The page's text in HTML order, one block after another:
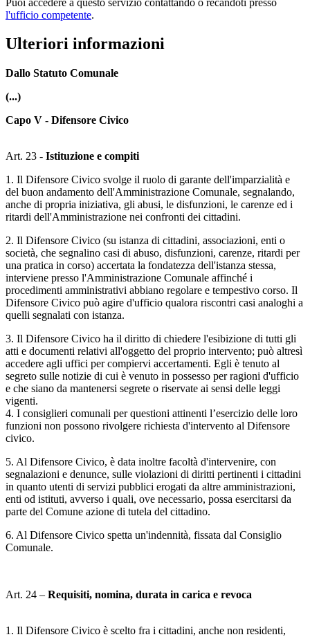
l'ufficio competente.
Ulteriori informazioni
Dallo Statuto Comunale
(...)
Capo V - Difensore Civico
Art. 23 - Istituzione e compiti
1. Il Difensore Civico svolge il ruolo di garante dell'imparzialità e
del buon andamento dell'Amministrazione Comunale, segnalando,
anche di propria iniziativa, gli abusi, le disfunzioni, le carenze ed i
ritardi dell'Amministrazione nei confronti dei cittadini.
2. Il Difensore Civico (su istanza di cittadini, associazioni, enti o
società, che segnalino casi di abuso, disfunzioni, carenze, ritardi per
una pratica in corso) accertata la fondatezza dell'istanza stessa,
interviene presso l'Amministrazione Comunale affinché i
procedimenti amministrativi abbiano regolare e tempestivo corso. Il
Difensore Civico può agire d'ufficio qualora riscontri casi analoghi a
quelli segnalati con istanza.
3. Il Difensore Civico ha il diritto di chiedere l'esibizione di tutti gli
atti e documenti relativi all'oggetto del proprio intervento; può altresì
accedere agli uffici per compiervi accertamenti. Egli è tenuto al
segreto sulle notizie di cui è venuto in possesso per ragioni d'ufficio
e che siano da mantenersi segrete o riservate ai sensi delle leggi
vigenti.
4. I consiglieri comunali per questioni attinenti l’esercizio delle loro
funzioni non possono rivolgere richiesta d'intervento al Difensore
civico.
5. Al Difensore Civico, è data inoltre facoltà d'intervenire, con
segnalazioni e denunce, sulle violazioni di diritti pertinenti i cittadini
in quanto utenti di servizi pubblici erogati da altre amministrazioni,
enti od istituti, avverso i quali, ove necessario, possa esercitarsi da
parte del Comune azione di tutela del cittadino.
6. Al Difensore Civico spetta un'indennità, fissata dal Consiglio
Comunale.
Art. 24 – Requisiti, nomina, durata in carica e revoca
1. Il Difensore Civico è scelto fra i cittadini, anche non residenti,